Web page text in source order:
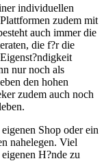
individuellen
zudem mit
auch immer die
die f?r die
nur noch als
den hohen
zudem auch noch
Shop oder ein
nahelegen. Viel
H?nde zu